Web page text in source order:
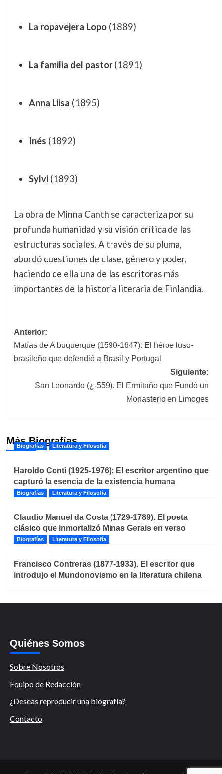
La ropavejera Lopo(1889)
La familia del pastor(1891)
Anna Liisa (1895)
Inés (1892)
Sylvi(1893)
La obra de Minna Canth se caracteriza por su
profunda humanidad y su visión crítica de las
estructuras sociales. A través de su pluma,
abordó cuestiones de clase, género y poder,
haciendo de ella una de las escritoras más
importantes de la historia literaria de Finlandia.
Navegación
de
entradas
Anterior:
Matías de Albuquerque (1590-1647): El héroe luso-
brasileño que defendió a Brasil y Portugal
Siguiente:
San Leonardo (¿-559). El Ermitaño que Fundó un
Monasterio en Limoges
Más Biografías
Biografías Literatura y Filosofía
Haroldo Conti (1925-1976): El escritor argentino que
capturó la esencia de la existencia humana
Biografías Literatura y Filosofía
Claudio Manuel da Costa (1729-1789). El poeta
clásico que inmortalizó Minas Gerais en verso
Biografías Literatura y Filosofía
Francisco Contreras (1877-1933). El escritor que
introdujo el Mundonovismo en la literatura chilena
Quiénes Somos
Sobre Nosotros
Equipo de Redacción
¿Deseas reproducir una biografía?
Contacto